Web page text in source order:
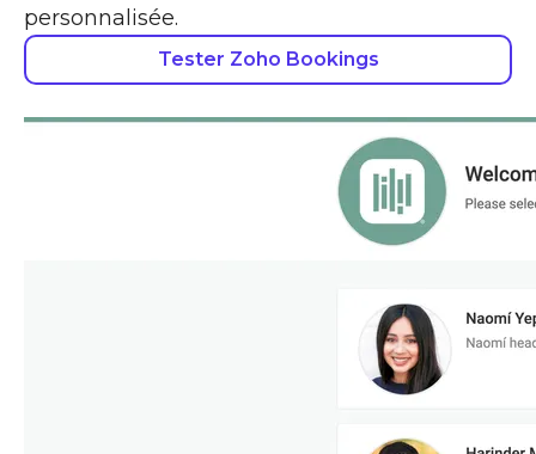
personnalisée.
Tester Zoho Bookings